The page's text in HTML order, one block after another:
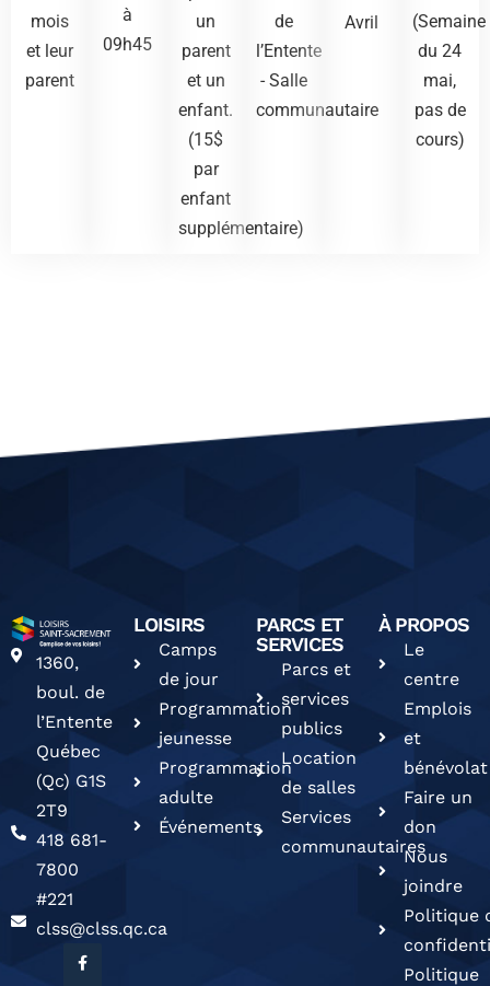
mois
et leur
parent
à
09h45
un
parent
et un
enfant.
(15$
par
enfant
supplémentaire)
de
l’Entente
- Salle
communautaire
Avril
(Semaine
du 24
mai,
pas de
cours)
1360,
boul. de
l’Entente
Québec
(Qc) G1S
2T9
418 681-
7800
#221
clss@clss.qc.ca
LOISIRS
Camps
de jour
Programmation
jeunesse
Programmation
adulte
Événements
PARCS ET
SERVICES
Parcs et
services
publics
Location
de salles
Services
communautaires
À PROPOS
Le
centre
Emplois
et
bénévolat
Faire un
don
Nous
joindre
Politique
Politique